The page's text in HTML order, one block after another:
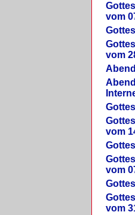
vom
vom
vom
vom
vom